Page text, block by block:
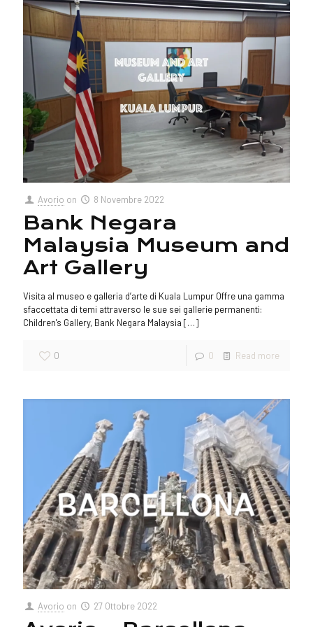
Avorio on 8 Novembre 2022
Bank Negara
Malaysia Museum and
Art Gallery
Visita al museo e galleria d’arte di Kuala Lumpur Offre una gamma
sfaccettata di temi attraverso le sue sei gallerie permanenti:
Children's Gallery, Bank Negara Malaysia […]
0 0 Read more
Avorio on 27 Ottobre 2022